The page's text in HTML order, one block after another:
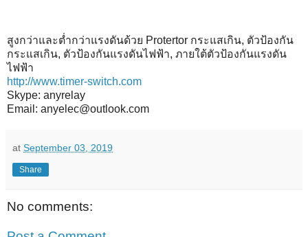
สูงกว่าและต่ำกว่าแรงดันด้วย Protertor กระแสเกิน, ตัวป้องกัน
กระแสเกิน, ตัวป้องกันแรงดันไฟฟ้า, ภายใต้ตัวป้องกันแรงดัน
ไฟฟ้า
http://www.timer-switch.com
Skype: anyrelay
Email: anyelec@outlook.com
at September 03, 2019
Share
No comments: